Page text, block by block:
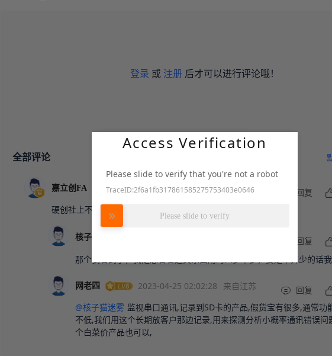
登录 或 注册 后才可以进行评论哦！
全部评论
嘉立创FA 官方 2023-04-24 06:42:02 来自广东 回复
硬创社上不是有吗，搜“串口日志”
回复
那个我看到了，我是想看看这类东西用的人多不多，要是不算少的话
网老四 2023-04-25 02:02:28 来自江苏 回复
@核子猫迷雾 监视串口通讯,记录到SD卡的产品,假货宝有很多,通常功
不低,我们用这个长期放客户那边记录,用来探测分析小概率通讯错误问
个白菜价产品也可以,
Access Verification
Please slide to verify that you're not a robot
TraceID:2f6a1fb317861585275753403e0646
Please slide to verify